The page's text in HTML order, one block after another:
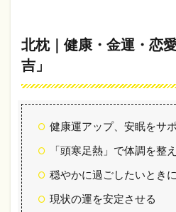
感・
人気
東枕
る
気・
行動
北枕｜健康・金運・恋
吉」
健康運アップ、安眠をサ
「頭寒足熱」で体調を整
穏やかに過ごしたいとき
現状の運を安定させる